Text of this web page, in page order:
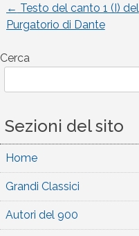
Navigazione
articoli
← Testo del canto 1 (I) del
Purgatorio di Dante
Cerca
Sezioni del sito
Home
Grandi Classici
Autori del 900